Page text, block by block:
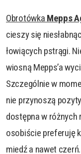
Obrotówka Mepps
cieszy się
łowiących pstrągi.
wiosną Mepps’a
Szczególnie w
nie przynoszą
dostępna w
osobiście preferuję
miedź a nawet